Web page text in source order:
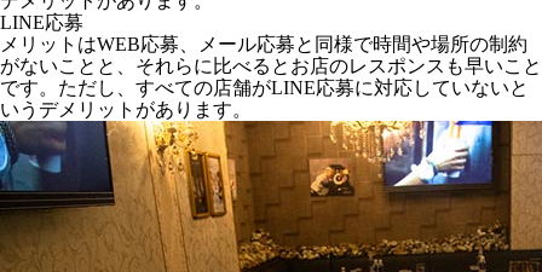
LINE応募
メリットはWEB応募、メール応募と同様で時間や場所の制約
がないことと、それらに比べるとお店のレスポンスも早いこと
です。ただし、すべての店舗がLINE応募に対応していないと
いうデメリットがあります。